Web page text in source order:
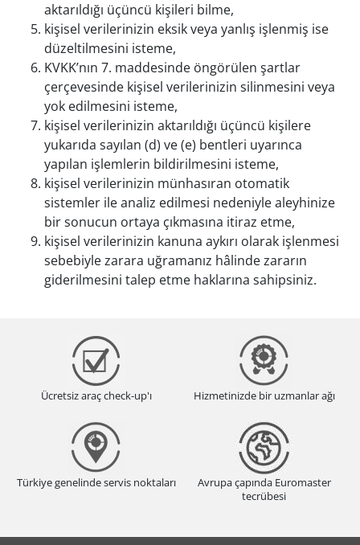
aktarıldığı üçüncü kişileri bilme,
kişisel verilerinizin eksik veya yanlış işlenmiş ise
düzeltilmesini isteme,
KVKK’nın 7. maddesinde öngörülen şartlar
çerçevesinde kişisel verilerinizin silinmesini veya
yok edilmesini isteme,
kişisel verilerinizin aktarıldığı üçüncü kişilere
yukarıda sayılan (d) ve (e) bentleri uyarınca
yapılan işlemlerin bildirilmesini isteme,
kişisel verilerinizin münhasıran otomatik
sistemler ile analiz edilmesi nedeniyle aleyhinize
bir sonucun ortaya çıkmasına itiraz etme,
kişisel verilerinizin kanuna aykırı olarak işlenmesi
sebebiyle zarara uğramanız hâlinde zararın
giderilmesini talep etme haklarına sahipsiniz.
Ücretsiz araç check-up'ı Hizmetinizde bir uzmanlar ağı
Türkiye genelinde servis noktaları
Avrupa çapında Euromaster
tecrübesi